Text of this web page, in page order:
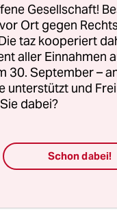
Wie zeigt
Gesellschaft!
Ort gegen
taz kooperiert
aller Einnahmen
30. September –
unterstützt und
dabei?
Schon dabei!